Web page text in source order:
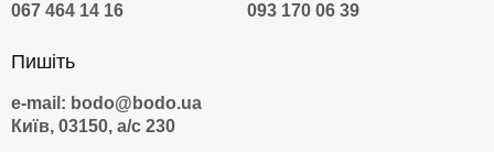
067 464 14 16
093 170 06 39
Пишіть
e-mail: bodo@bodo.ua
Київ, 03150, а/с 230